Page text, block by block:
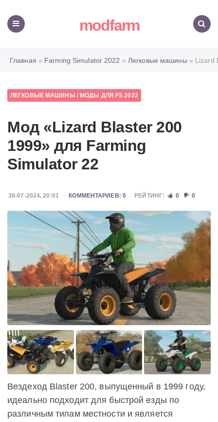
modfarm
Главная » Farming Simulator 2022 » Легковые машины » Lizard
ЛЕГКОВЫЕ МАШИНЫ / МОДЫ ДЛЯ FS 2022
Мод «Lizard Blaster 200
1999» для Farming
Simulator 22
30-07-2024, 20:01 КОММЕНТАРИЕВ: 0 РЕЙТИНГ: 0 0
Вездеход Blaster 200, выпущенный в 1999 году,
идеально подходит для быстрой езды по
различным типам местности и является